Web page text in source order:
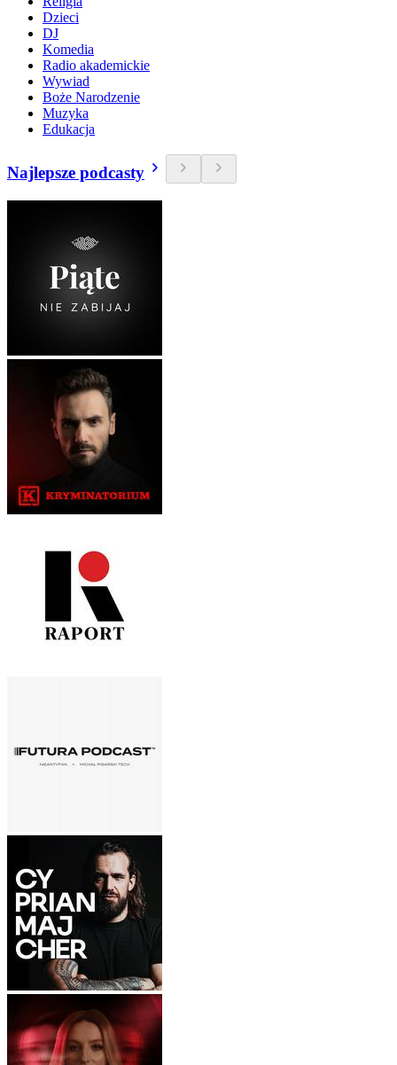
Dzieci
DJ
Komedia
Radio akademickie
Wywiad
Boże Narodzenie
Muzyka
Edukacja
Najlepsze podcasty